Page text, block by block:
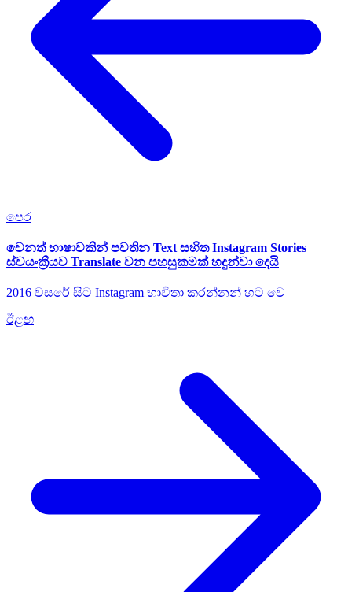
පෙර
වෙනත් භාෂාවකින් පවතින Text සහිත Instagram Stories
ස්වයංක්‍රීයව Translate වන පහසුකමක් හදුන්වා දෙයි
2016 වසරේ සිට Instagram භාවිතා කරන්නන් හට වෙ
ඊළඟ